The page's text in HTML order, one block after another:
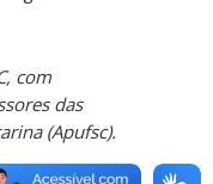
com
das
(Apufsc).